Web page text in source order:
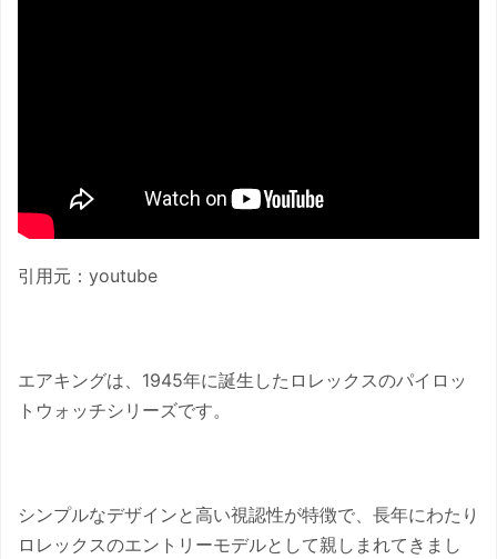
引用元：youtube
エアキングは、1945年に誕生したロレックスのパイロッ
トウォッチシリーズです。
シンプルなデザインと高い視認性が特徴で、長年にわたり
ロレックスのエントリーモデルとして親しまれてきまし